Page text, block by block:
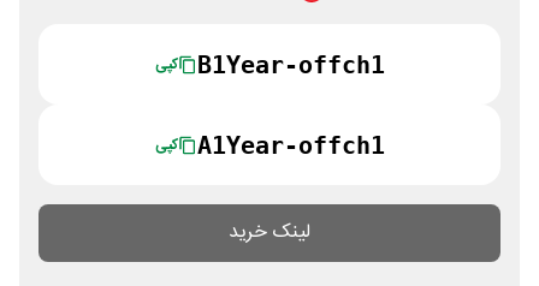
B1Year-offch1 کپی
A1Year-offch1 کپی
لینک خرید